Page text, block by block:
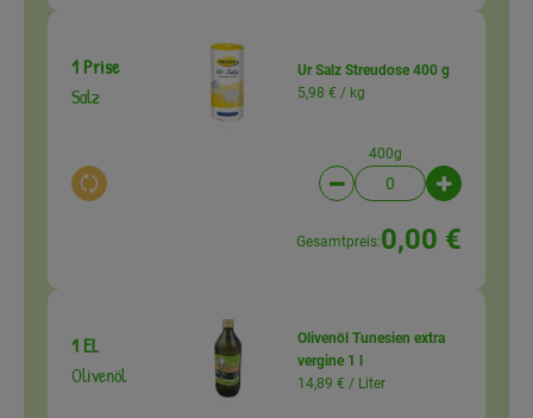
1 Prise
Salz
Auswahl ändern
Ur Salz Streudose 400 g
5,98 € / kg
400g
Artikelanzahl
Gesamtpreis:0,00 €
1 EL
Olivenöl
Olivenöl Tunesien extra
vergine 1 l
14,89 € / Liter